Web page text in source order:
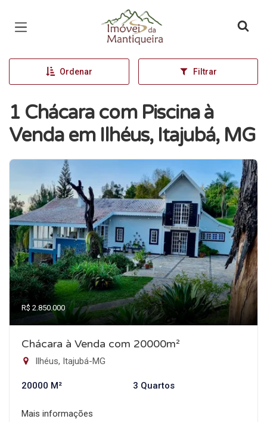
Página inicial
Ordenar Filtrar
1 Chácara com Piscina à
Venda em Ilhéus, Itajubá, MG
R$ 2.850.000
Chácara à Venda com 20000m²
Ilhéus, Itajubá-MG
20000 M² 3 Quartos
Mais informações